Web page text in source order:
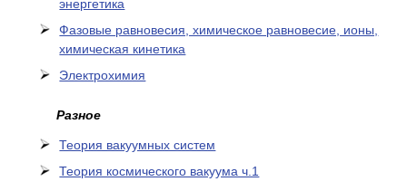
энергетика
Фазовые равновесия, химическое равновесие, ионы,
химическая кинетика
Электрохимия
Разное
Теория вакуумных систем
Теория космического вакуума ч.1